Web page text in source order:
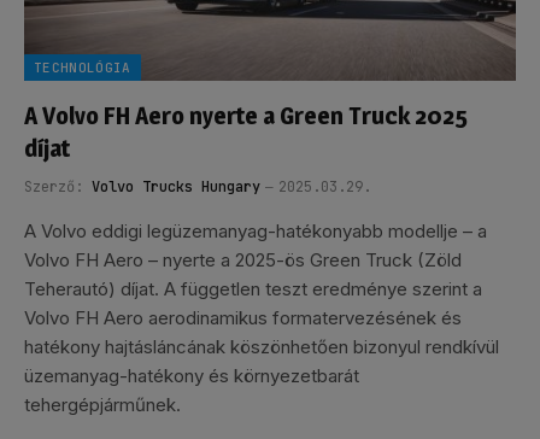
TECHNOLÓGIA
A Volvo FH Aero nyerte a Green Truck 2025
díjat
Szerző: Volvo Trucks Hungary 2025.03.29.
A Volvo eddigi legüzemanyag-hatékonyabb modellje – a
Volvo FH Aero – nyerte a 2025-ös Green Truck (Zöld
Teherautó) díjat. A független teszt eredménye szerint a
Volvo FH Aero aerodinamikus formatervezésének és
hatékony hajtásláncának köszönhetően bizonyul rendkívül
üzemanyag-hatékony és környezetbarát
tehergépjárműnek.